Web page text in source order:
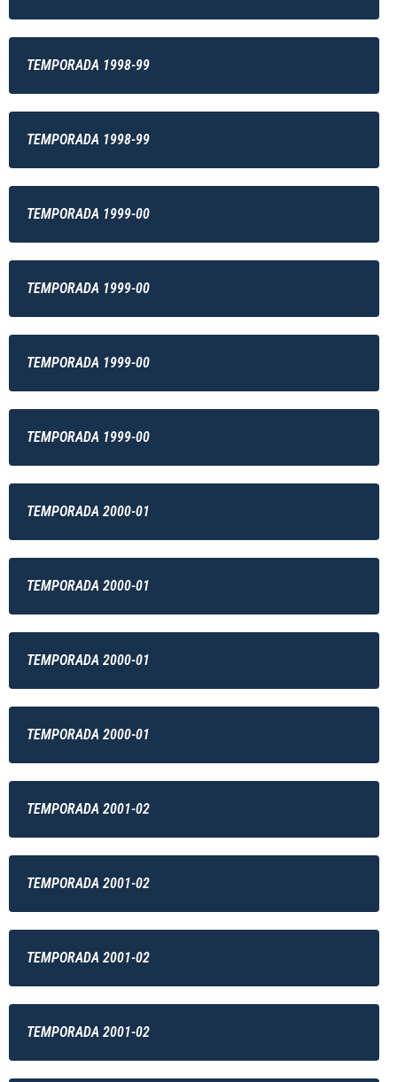
TEMPORADA 1998-99
TEMPORADA 1998-99
TEMPORADA 1999-00
TEMPORADA 1999-00
TEMPORADA 1999-00
TEMPORADA 1999-00
TEMPORADA 2000-01
TEMPORADA 2000-01
TEMPORADA 2000-01
TEMPORADA 2000-01
TEMPORADA 2001-02
TEMPORADA 2001-02
TEMPORADA 2001-02
TEMPORADA 2001-02